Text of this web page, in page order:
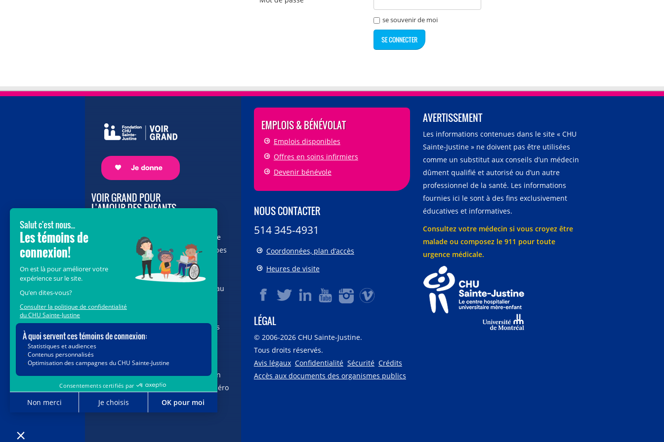
VOIR GRAND POUR
L’AMOUR DES ENFANTS
vous au cœur de la campagne majeure
Voir Grand, nous conduisons les équipes
soignantes vers les opportunités de la
science et des nouvelles technologies
pour que chaque enfant, où qu’il soit au
Justine. Ensemble, unissons nos forces
pour leur avenir.
Merci de voir grand avec nous.
Vous pouvez également faire votre don
par la poste ou par téléphone au numéro
sans frais1-888-235-DONS (3667)
EMPLOIS & BÉNÉVOLAT
Emplois disponibles
Offres en soins infirmiers
Devenir bénévole
NOUS CONTACTER
514 345-4931
Coordonnées, plan d’accès
Heures de visite
LÉGAL
© 2006-2026CHU Sainte-Justine.
Tous droits réservés.
Avis légaux Confidentialité Sécurité Crédits
Accès aux documents des organismes publics
AVERTISSEMENT
Les informations contenues dans le site « CHU
Sainte-Justine » ne doivent pas être utilisées
comme un substitut aux conseils d’un médecin
dûment qualifié et autorisé ou d’un autre
professionnel de la santé. Les informations
fournies ici le sont à des fins exclusivement
éducatives et informatives.
Consultez votre médecin si vous croyez être
malade ou composez le 911 pour toute
urgence médicale.